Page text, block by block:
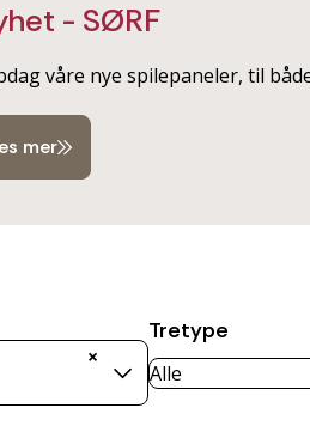
- SØRF
våre nye spilepaneler, til
mer
×
Tretype